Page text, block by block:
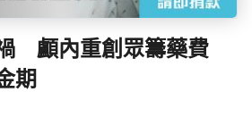
顱內重創眾籌藥費
期